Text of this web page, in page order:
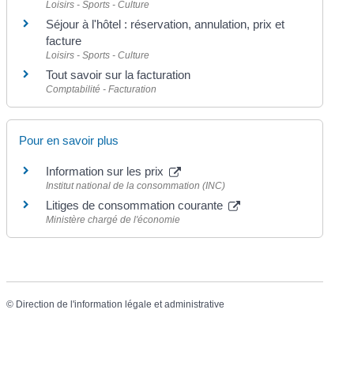
Loisirs - Sports - Culture
Séjour à l'hôtel : réservation, annulation, prix et
facture
Loisirs - Sports - Culture
Tout savoir sur la facturation
Comptabilité - Facturation
Pour en savoir plus
Information sur les prix
Institut national de la consommation (INC)
Litiges de consommation courante
Ministère chargé de l'économie
© Direction de l'information légale et administrative